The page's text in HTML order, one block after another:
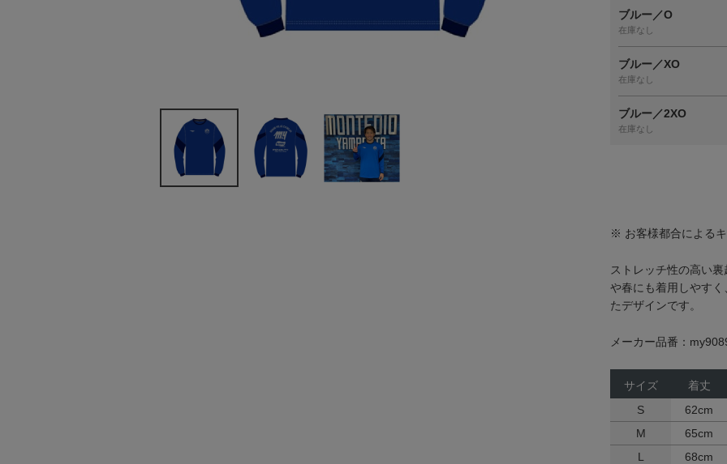
ブルー／O
在庫なし
ブルー／XO
在庫なし
ブルー／2XO
在庫なし
※ お客様都合による
ストレッチ性の高い
や春にも着用しやす
たデザインです。
メーカー品番：
サイズ
着丈
S
62cm
M
65cm
L
68cm